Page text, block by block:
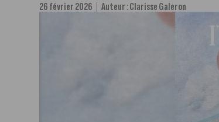
26 février 2026 Auteur :Clarisse Galeron